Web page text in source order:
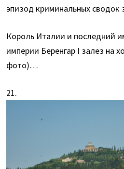
эпизод криминальных сводок
Король Италии и последний
империи Беренгар I залез на
фото)…
21.